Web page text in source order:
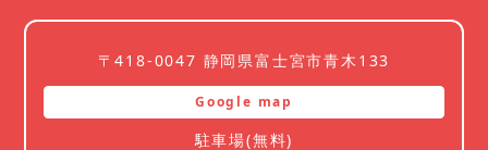
〒418-0047 静岡県富士宮市青木133
Google map
駐車場(無料)